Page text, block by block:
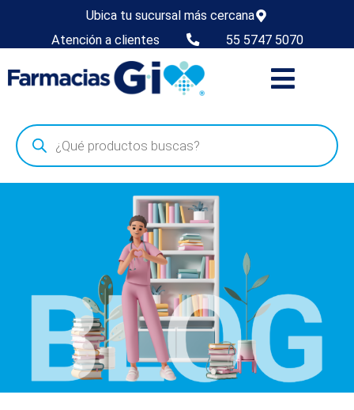
Ubica tu sucursal más cercana
Atención a clientes
55 5747 5070